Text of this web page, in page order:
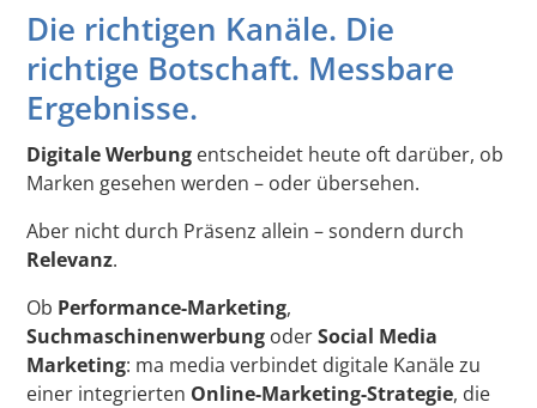
Die richtigen Kanäle. Die
richtige Botschaft. Messbare
Ergebnisse.
Digitale Werbung entscheidet heute oft darüber, ob
Marken gesehen werden – oder übersehen.
Aber nicht durch Präsenz allein – sondern durch
Relevanz.
Ob Performance-Marketing,
Suchmaschinenwerbung oderSocial Media
Marketing: ma media verbindet digitale Kanäle zu
einer integrierten Online-Marketing-Strategie, die